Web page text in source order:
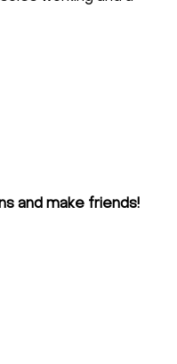
and make friends!